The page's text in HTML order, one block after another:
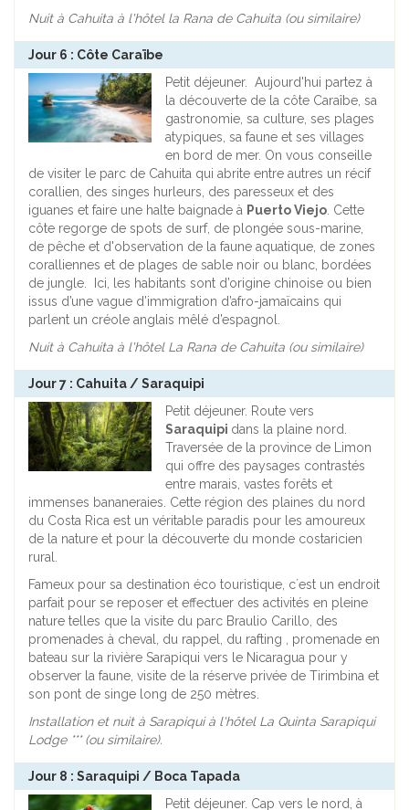
Nuit à Cahuita à l'hôtel la Rana de Cahuita (ou similaire)
Jour 6 : Côte Caraïbe
Petit déjeuner. Aujourd'hui partez à
la découverte de la côte Caraîbe, sa
gastronomie, sa culture, ses plages
atypiques, sa faune et ses villages
en bord de mer. On vous conseille
de visiter le parc de Cahuita qui abrite entre autres un récif
corallien, des singes hurleurs, des paresseux et des
iguanes et faire une halte baignade à Puerto Viejo. Cette
côte regorge de spots de surf, de plongée sous-marine,
de pêche et d'observation de la faune aquatique, de zones
coralliennes et de plages de sable noir ou blanc, bordées
de jungle. Ici, les habitants sont d’origine chinoise ou bien
issus d’une vague d’immigration d’afro-jamaïcains qui
parlent un créole anglais mêlé d’espagnol.
Nuit à Cahuita à l'hôtel La Rana de Cahuita (ou similaire)
Jour 7 : Cahuita / Saraquipi
Petit déjeuner. Route vers
Saraquipi dans la plaine nord.
Traversée de la province de Limon
qui offre des paysages contrastés
entre marais, vastes forêts et
immenses bananeraies. Cette région des plaines du nord
du Costa Rica est un véritable paradis pour les amoureux
de la nature et pour la découverte du monde costaricien
rural.
Fameux pour sa destination éco touristique, c´est un endroit
parfait pour se reposer et effectuer des activités en pleine
nature telles que la visite du parc Braulio Carillo, des
promenades à cheval, du rappel, du rafting , promenade en
bateau sur la rivière Sarapiqui vers le Nicaragua pour y
observer la faune, visite de la réserve privée de Tirimbina et
son pont de singe long de 250 mètres.
Installation et nuit à Sarapiqui à l'hôtel La Quinta Sarapiqui
Lodge *** (ou similaire).
Jour 8 : Saraquipi / Boca Tapada
Petit déjeuner. Cap vers le nord, à